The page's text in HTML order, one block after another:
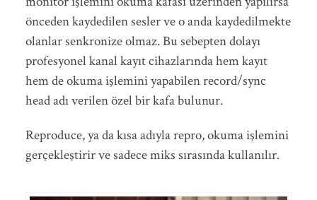
önceden kaydedilen sesler ve o anda kaydedilmekte
olanlar senkronize olmaz. Bu sebepten dolayı
profesyonel kanal kayıt cihazlarında hem kayıt
hem de okuma işlemini yapabilen record/sync
head adı verilen özel bir kafa bulunur.
Reproduce, ya da kısa adıyla repro, okuma işlemini
gerçekleştirir ve sadece miks sırasında kullanılır.